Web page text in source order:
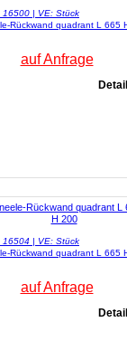
16500 | VE: Stück
Rückwand quadrant L 665
auf Anfrage
16504 | VE: Stück
Rückwand quadrant L 665
auf Anfrage